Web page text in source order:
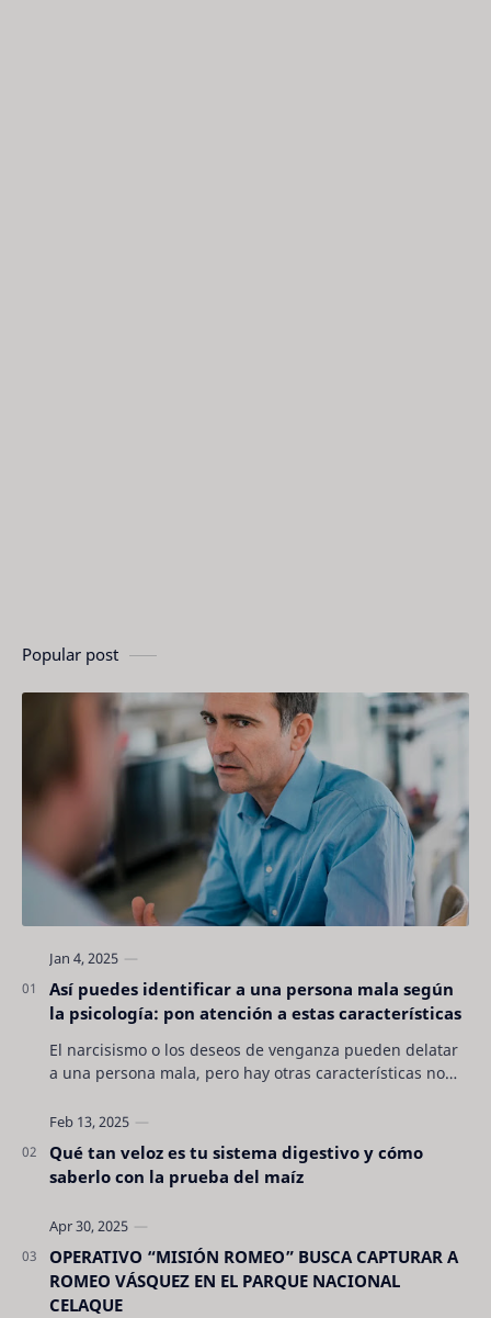
Popular post
Así puedes identificar a una persona mala según
la psicología: pon atención a estas características
El narcisismo o los deseos de venganza pueden delatar
a una persona mala, pero hay otras características no
Qué tan veloz es tu sistema digestivo y cómo
saberlo con la prueba del maíz
OPERATIVO “MISIÓN ROMEO” BUSCA CAPTURAR A
ROMEO VÁSQUEZ EN EL PARQUE NACIONAL
CELAQUE